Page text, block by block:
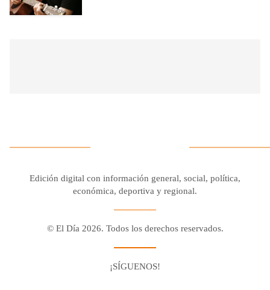
Edición digital con información general, social, política,
económica, deportiva y regional.
© El Día 2026. Todos los derechos reservados.
¡SÍGUENOS!